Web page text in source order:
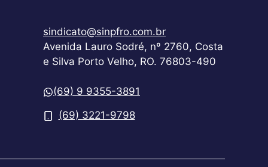
sindicato@sinpfro.com.br
Avenida Lauro Sodré, nº 2760, Costa
e Silva Porto Velho, RO. 76803-490
(69) 9 9355-3891
(69) 3221-9798